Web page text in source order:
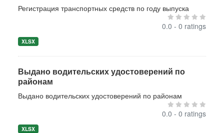
Регистрация транспортных средств по году выпуска
0.0 - 0 ratings
XLSX
Выдано водительских удостоверений по
районам
Выдано водительских удостоверений по районам
0.0 - 0 ratings
XLSX